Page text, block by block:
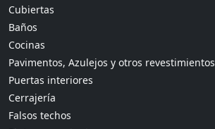
Cubiertas
Baños
Cocinas
Pavimentos, Azulejos y otros revestimientos
Puertas interiores
Cerrajería
Falsos techos